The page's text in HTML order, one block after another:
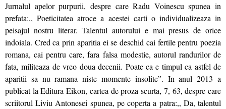
Jurnalul apelor purpurii, despre care Radu Voinescu spunea in
prefata:,, Poeticitatea atroce a acestei carti o individualizeaza in
peisajul nostru literar. Talentul autorului e mai presus de orice
indoiala. Cred ca prin aparitia ei se deschid cai fertile pentru poezia
romana, cai pentru care, fara falsa modestie, autorul randurilor de
fata, militeaza de vreo doua decenii. Poate ca e timpul ca astfel de
aparitii sa nu ramana niste momente insolite”. In anul 2013 a
publicat la Editura Eikon, cartea de proza scurta, 7, 63, despre care
scriitorul Liviu Antonesei spunea, pe coperta a patra:,, Da, talentul